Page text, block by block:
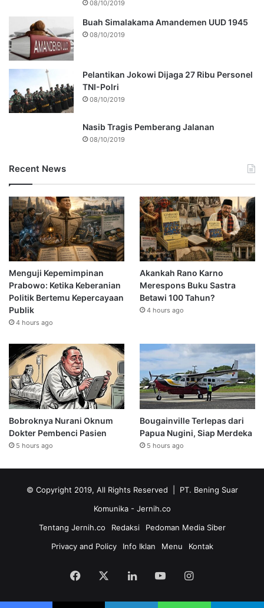
08/10/2019
Buah Simalakama Amandemen UUD 1945
08/10/2019
Pelantikan Jokowi Dijaga 27 Ribu Personel
TNI-Polri
08/10/2019
Nasib Tragis Pemberang Jalanan
08/10/2019
Recent News
Menguji Kepemimpinan
Prabowo: Ketika Keberanian
Politik Bertemu Kepercayaan
Publik
4 hours ago
Akankah Rano Karno
Merespons Buku Sastra
Betawi 100 Tahun?
4 hours ago
Bobroknya Nurani Oknum
Dokter Pembenci Pasien
5 hours ago
Bougainville Terlepas dari
Papua Nugini, Siap Merdeka
5 hours ago
© Copyright 2019, All Rights Reserved | PT. Bening Suar
Komunika - Jernih.co
Tentang Jernih.co
Redaksi
Pedoman Media Siber
Privacy and Policy
Info Iklan Menu Kontak
Facebook LinkedInYouTubeInstagram